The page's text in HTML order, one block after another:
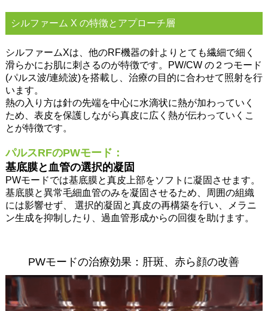
シルファーム X の特徴とアプローチ層
シルファームXは、他のRF機器の針よりとても繊細で細く
滑らかにお肌に刺さるのが特徴です。PW/CW の２つモード
(パルス波/連続波)を搭載し、治療の目的に合わせて照射を行
います。
熱の入り方は針の先端を中心に水滴状に熱が加わっていく
ため、表皮を保護しながら真皮に広く熱が伝わっていくこ
とが特徴です。
パルスRFのPWモード：
基底膜と血管の選択的凝固
PWモードでは基底膜と真皮上部をソフトに凝固させます。
基底膜と異常毛細血管のみを凝固させるため、周囲の組織
には影響せず、 選択的凝固と真皮の再構築を行い、メラニ
ン生成を抑制したり、過血管形成からの回復を助けます。
PWモードの治療効果：肝斑、赤ら顔の改善